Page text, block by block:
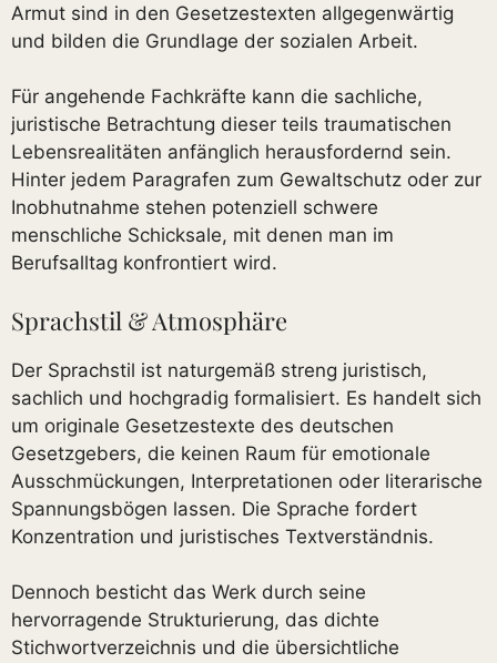
Armut sind in den Gesetzestexten allgegenwärtig
und bilden die Grundlage der sozialen Arbeit.
Für angehende Fachkräfte kann die sachliche,
juristische Betrachtung dieser teils traumatischen
Lebensrealitäten anfänglich herausfordernd sein.
Hinter jedem Paragrafen zum Gewaltschutz oder zur
Inobhutnahme stehen potenziell schwere
menschliche Schicksale, mit denen man im
Berufsalltag konfrontiert wird.
Sprachstil & Atmosphäre
Der Sprachstil ist naturgemäß streng juristisch,
sachlich und hochgradig formalisiert. Es handelt sich
um originale Gesetzestexte des deutschen
Gesetzgebers, die keinen Raum für emotionale
Ausschmückungen, Interpretationen oder literarische
Spannungsbögen lassen. Die Sprache fordert
Konzentration und juristisches Textverständnis.
Dennoch besticht das Werk durch seine
hervorragende Strukturierung, das dichte
Stichwortverzeichnis und die übersichtliche